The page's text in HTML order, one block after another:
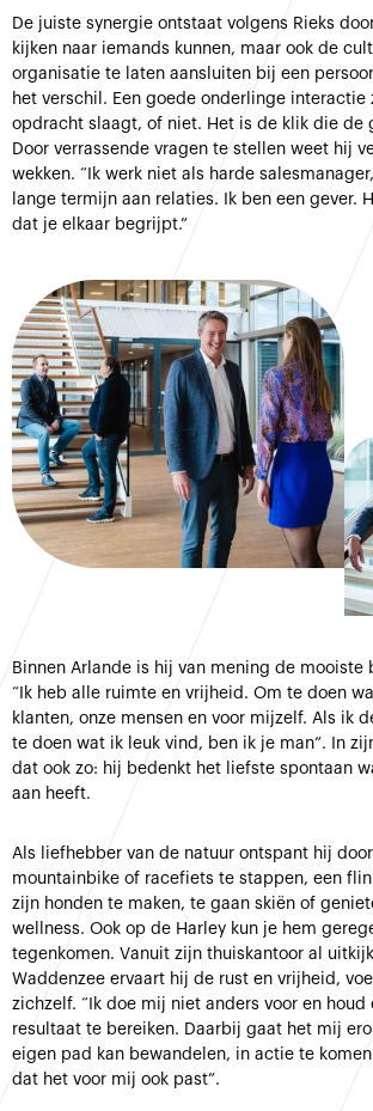
De juiste synergie ontstaat volgens Rieks
kijken naar iemands kunnen, maar ook de
organisatie te laten aansluiten bij een
het verschil. Een goede onderlinge interactie
opdracht slaagt, of niet. Het is de klik die de
Door verrassende vragen te stellen weet hij
wekken. “Ik werk niet als harde
lange termijn aan relaties. Ik ben een gever.
dat je elkaar begrijpt.”
Binnen Arlande is hij van mening de mooiste
“Ik heb alle ruimte en vrijheid. Om te doen
klanten, onze mensen en voor mijzelf. Als ik
te doen wat ik leuk vind, ben ik je man”. In
dat ook zo: hij bedenkt het liefste spontaan
aan heeft.
Als liefhebber van de natuur ontspant hij
mountainbike of racefiets te stappen, een
zijn honden te maken, te gaan skiën of
wellness. Ook op de Harley kun je hem
tegenkomen. Vanuit zijn thuiskantoor al
Waddenzee ervaart hij de rust en vrijheid,
zichzelf. “Ik doe mij niet anders voor en houd
resultaat te bereiken. Daarbij gaat het mij
eigen pad kan bewandelen, in actie te
dat het voor mij ook past”.